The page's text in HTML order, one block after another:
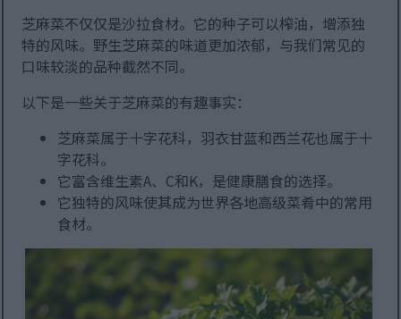
芝麻菜不仅仅是沙拉食材。它的种子可以榨油，增添独
特的风味。野生芝麻菜的味道更加浓郁，与我们常见的
口味较淡的品种截然不同。
以下是一些关于芝麻菜的有趣事实：
芝麻菜属于十字花科，羽衣甘蓝和西兰花也属于十
字花科。
它富含维生素A、C和K，是健康膳食的选择。
它独特的风味使其成为世界各地高级菜肴中的常用
食材。